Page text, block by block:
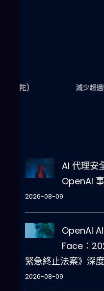
減少超過500
AI 代理安
OpenAI
2026-08-09
OpenAI
Face：
緊急終止法案》深
2026-08-09